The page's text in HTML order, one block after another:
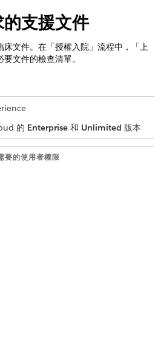
支援文件
床文件。在「授權入院」流程中，「上
文件的檢查清單。
的 Enterprise 和 Unlimited 版本
要的使用者權限
新增要求提供者的備註。
文件清單，取決於管理員設定的規